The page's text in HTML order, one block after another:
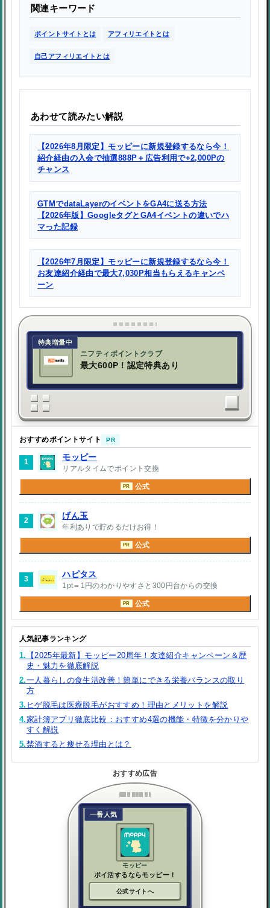
関連キーワード
ポイントサイトとは アフィリエイトとは
自己アフィリエイトとは
あわせて読みたい解説
【2026年8月限定】モッピーに新規登録するなら今！
紹介経由の入会で抽選888P＋広告利用で+2,000Pの
チャンス
GTMでdataLayerのイベントをGA4に送る方法
【2026年版】GoogleタグとGA4イベントの違いでハ
マった記録
【2026年7月限定】モッピーに新規登録するなら今！
お友達紹介経由で最大7,030P相当もらえるキャンペ
ーン
特典増量中
ニフティポイントクラブ
最大600P！認定特典あり
おすすめポイントサイト PR
1
モッピー
リアルタイムでポイント交換
PR 公式
2
げん玉
年利ありで貯めるだけお得！
PR 公式
3
ハピタス
1pt＝1円のわかりやすさと300円台からの交換
PR 公式
人気記事ランキング
1.
【2025年最新】モッピー20周年！友達紹介キャンペーン＆歴
史・魅力を徹底解説
2.一人暮らしの食生活改善！簡単にできる栄養バランスの取り
方
3. ヒゲ脱毛は医療脱毛がおすすめ！理由とメリットを解説
4.家計簿アプリ徹底比較：おすすめ4選の機能・特徴を分かりや
すく解説
5.禁酒すると痩せる理由とは？
おすすめ広告
一番人気
モッピー
ポイ活するならモッピー！
公式サイトへ